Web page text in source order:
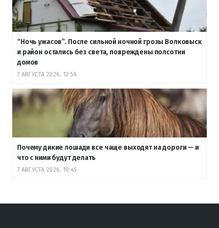
“Ночь ужасов”. После сильной ночной грозы Волковыск
и район остались без света, повреждены полсотни
домов
7 АВГУСТА 2026, 12:56
Почему дикие лошади все чаще выходят на дороги — и
что с ними будут делать
7 АВГУСТА 2026, 10:45